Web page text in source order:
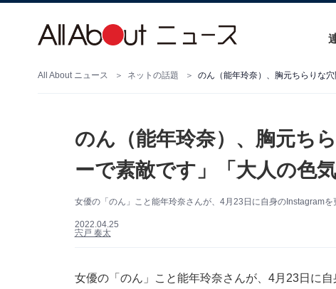
All About ニュース ネットの話題 のん（能年玲奈）、胸元ちらりな
のん（能年玲奈）、胸元ち
ーで素敵です」「大人の色
女優の「のん」こと能年玲奈さんが、4月23日に自身のInstagram
2022.04.25
宍戸 奏太
女優の「のん」こと能年玲奈さんが、4月23日に